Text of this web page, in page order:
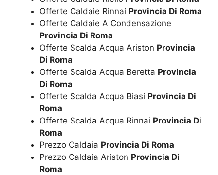
Offerte Caldaie Rinnai Provincia Di Roma
Offerte Caldaie A Condensazione
Provincia Di Roma
Offerte Scalda Acqua Ariston Provincia
Di Roma
Offerte Scalda Acqua Beretta Provincia
Di Roma
Offerte Scalda Acqua Biasi Provincia Di
Roma
Offerte Scalda Acqua Rinnai Provincia Di
Roma
Prezzo Caldaia Provincia Di Roma
Prezzo Caldaia Ariston Provincia Di
Roma